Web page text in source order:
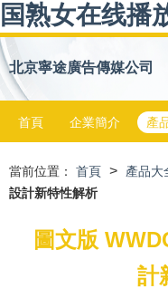
国熟女在线播
北京寧途廣告傳媒公司
首頁 企業簡介 產
當前位置： 首頁 > 產品大
設計新特性解析
圖文版
計